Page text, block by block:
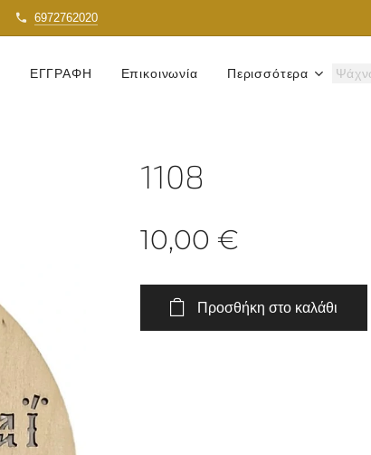
6972762020
ΕΓΓΡΑΦΗ Επικοινωνία Περισσότερα
1108
10,00 €
Προσθήκη στο καλάθι